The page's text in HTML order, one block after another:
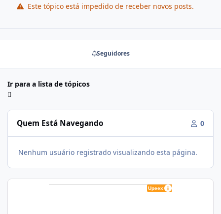
Este tópico está impedido de receber novos posts.
Seguidores
Ir para a lista de tópicos
Quem Está Navegando 0
Nenhum usuário registrado visualizando esta página.